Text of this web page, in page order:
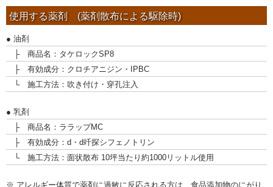
使用する薬剤 (薬剤散布による駆除時)
● 油剤
├ 商品名：タケロックSP8
├ 有効成分：クロチアニジン・IPBC
└ 施工方法：吹き付け・穿孔注入
● 乳剤
├ 商品名：ララップMC
├ 有効成分：d・d竏探シフェノトリン
└ 施工方法：面状散布 10坪当たり約1000リットル使用
※ アレルギー体質で薬剤に過敏に反応される方は、食品添加物のにがり